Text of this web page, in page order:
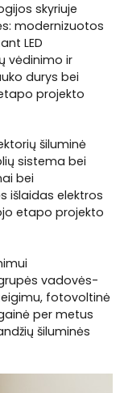
skyriuje
modernizuotos
LED
vėdinimo ir
durys bei
projekto
šiluminė
sistema bei
bei
išlaidas elektros
etapo projekto
vadovės-
fotovoltinė
per metus
šiluminės